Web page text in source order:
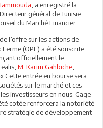
, a enregistré la
général de Tunisie
du Marché Financier.
l’offre sur les actions de
(OPF) a été souscrite
officiellement le
M. Karim Gahbiche
Cette entrée en bourse sera
sur le marché et ces
investisseurs en nous. Gage
cotée renforcera la notoriété
stratégie de développement